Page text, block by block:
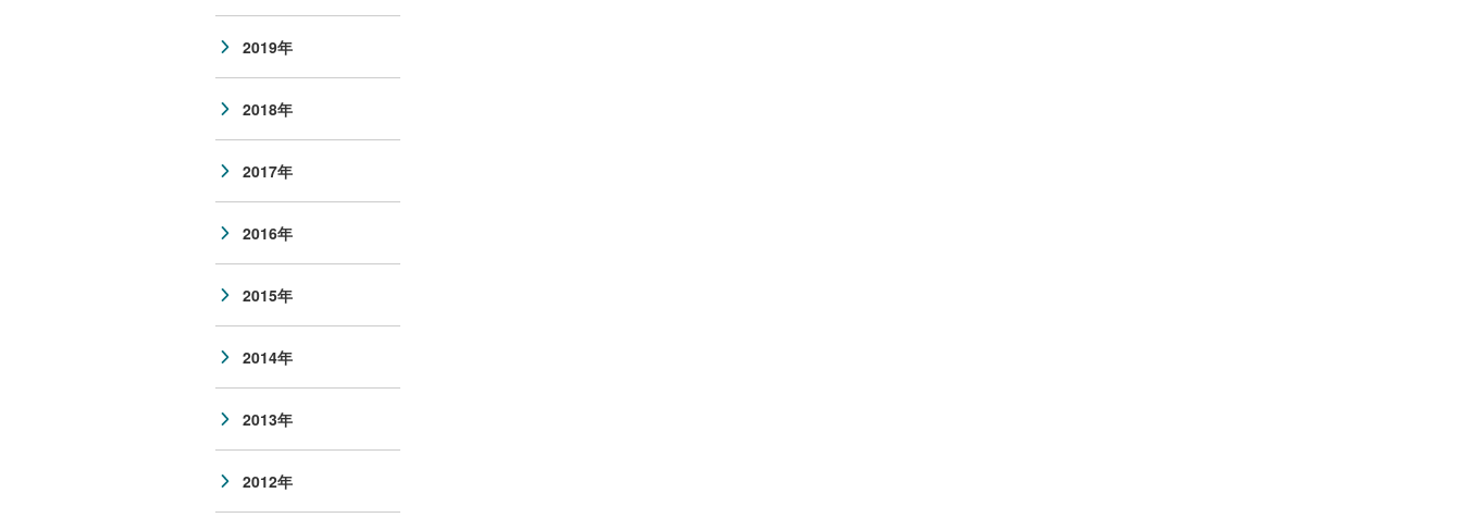
2019年
2018年
2017年
2016年
2015年
2014年
2013年
2012年